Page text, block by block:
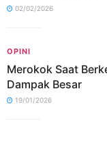
02/02/2026
OPINI
Merokok Saat
Dampak Besar
19/01/2026